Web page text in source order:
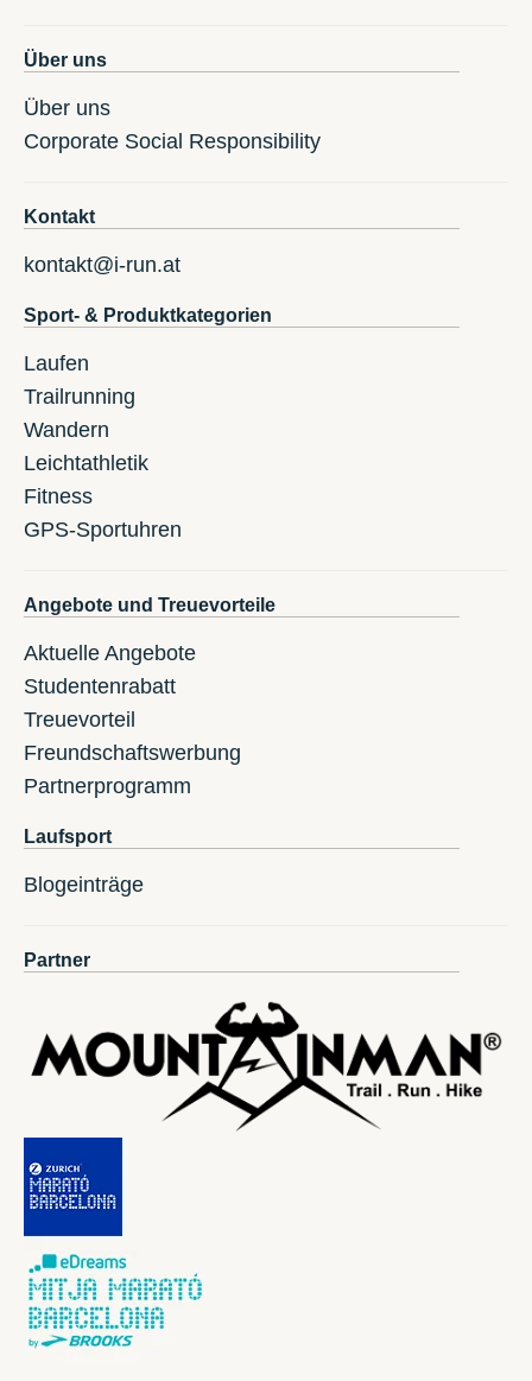
Über uns
Über uns
Corporate Social Responsibility
Kontakt
kontakt@i-run.at
Sport- & Produktkategorien
Laufen
Trailrunning
Wandern
Leichtathletik
Fitness
GPS-Sportuhren
Angebote und Treuevorteile
Aktuelle Angebote
Studentenrabatt
Treuevorteil
Freundschaftswerbung
Partnerprogramm
Laufsport
Blogeinträge
Partner